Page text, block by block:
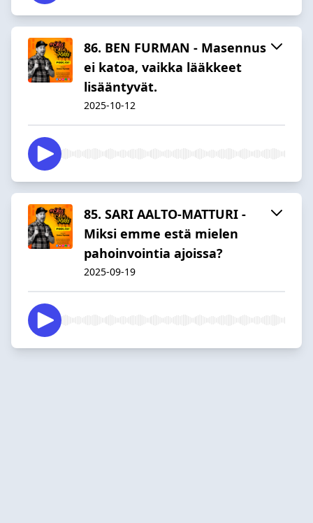
86. BEN FURMAN - Masennus
ei katoa, vaikka lääkkeet
lisääntyvät.
2025-10-12
85. SARI AALTO-MATTURI -
Miksi emme estä mielen
pahoinvointia ajoissa?
2025-09-19